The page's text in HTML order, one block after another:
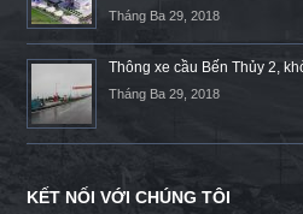
Tháng Ba 29, 2018
Thông xe cầu Bến Thủy 2,
Tháng Ba 29, 2018
KẾT NỐI VỚI CHÚNG TÔI